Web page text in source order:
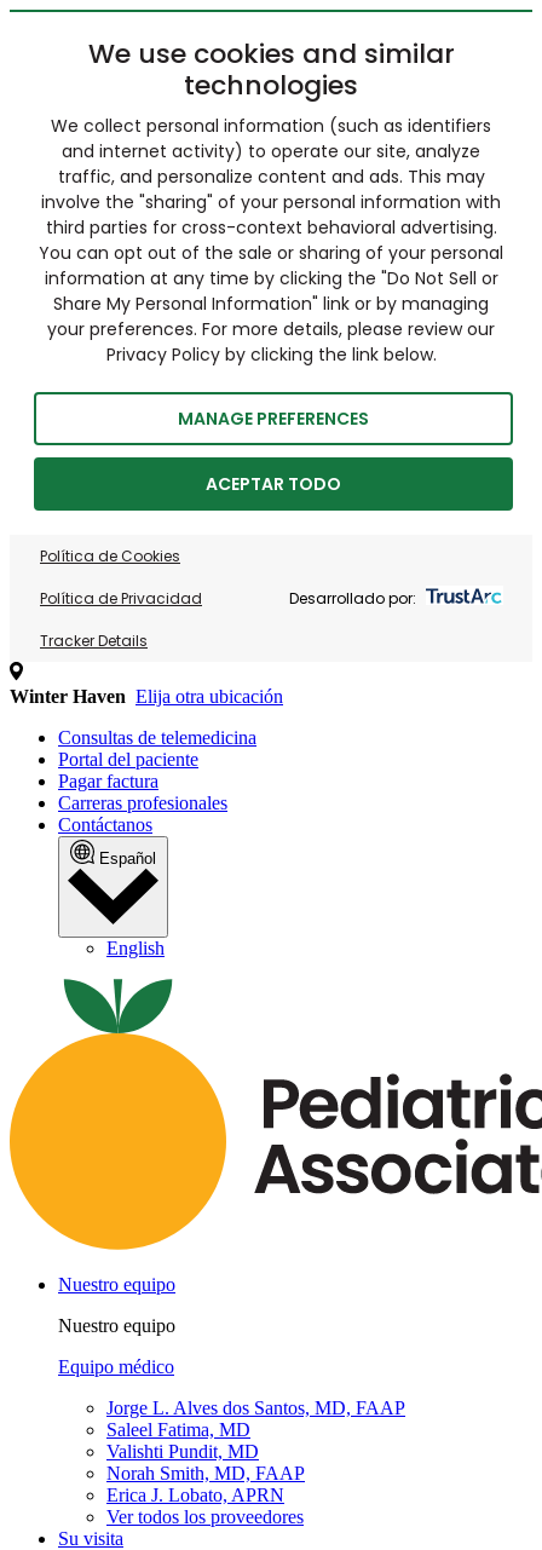
We use cookies and similar
technologies
We collect personal information (such as identifiers
and internet activity) to operate our site, analyze
traffic, and personalize content and ads. This may
involve the "sharing" of your personal information with
third parties for cross-context behavioral advertising.
You can opt out of the sale or sharing of your personal
information at any time by clicking the "Do Not Sell or
Share My Personal Information" link or by managing
your preferences. For more details, please review our
Privacy Policy by clicking the link below.
MANAGE PREFERENCES
ACEPTAR TODO
Política de Cookies
Política de Privacidad
Tracker Details
Desarrollado por:
Winter Haven Elija otra ubicación
Consultas de telemedicina
Portal del paciente
Pagar factura
Carreras profesionales
Contáctanos
Español
English
Nuestro equipo
Nuestro equipo
Equipo médico
Jorge L. Alves dos Santos, MD, FAAP
Saleel Fatima, MD
Valishti Pundit, MD
Norah Smith, MD, FAAP
Erica J. Lobato, APRN
Ver todos los proveedores
Su visita